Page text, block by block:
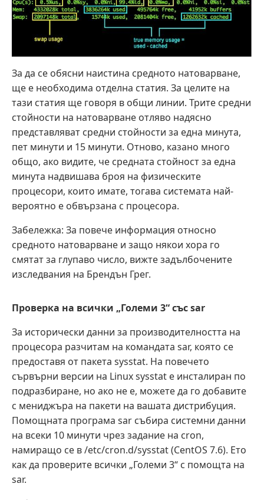
За да се обясни наистина средното натоварване,
ще е необходима отделна статия. За целите на
тази статия ще говоря в общи линии. Трите средни
стойности на натоварване отляво надясно
представляват средни стойности за една минута,
пет минути и 15 минути. Отново, казано много
общо, ако видите, че средната стойност за една
минута надвишава броя на физическите
процесори, които имате, тогава системата най-
вероятно е обвързана с процесора.
Забележка: За повече информация относно
средното натоварване и защо някои хора го
смятат за глупаво число, вижте задълбочените
изследвания на Брендън Грег.
Проверка на всички „Големи 3“ със sar
За исторически данни за производителността на
процесора разчитам на командата sar, която се
предоставя от пакета sysstat. На повечето
сървърни версии на Linux sysstat е инсталиран по
подразбиране, но ако не е, можете да го добавите
с мениджъра на пакети на вашата дистрибуция.
Помощната програма sar събира системни данни
на всеки 10 минути чрез задание на cron,
намиращо се в /etc/cron.d/sysstat (CentOS 7.6). Ето
как да проверите всички „Големи 3“ с помощта на
sar.